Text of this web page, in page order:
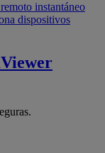
instantáneo
dispositivos